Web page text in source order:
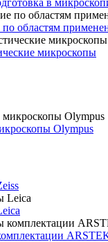
в
областям
микроскопы
Olympus